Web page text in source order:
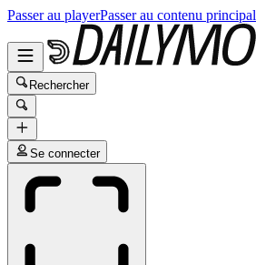
Passer au playerPasser au contenu principal
Rechercher
Se connecter